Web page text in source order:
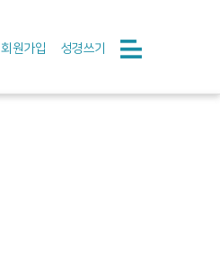
회원가입 성경쓰기